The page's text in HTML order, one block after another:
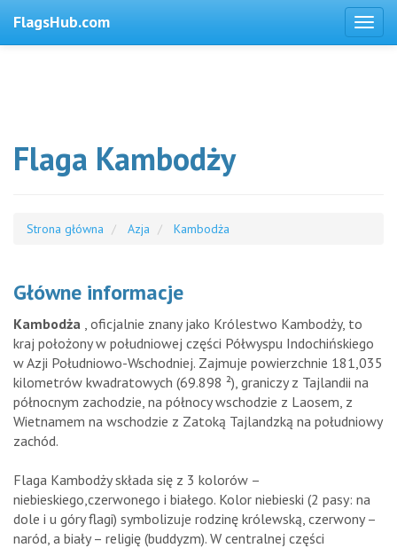
FlagsHub.com
Flaga Kambodży
Strona główna Azja Kambodża
Główne informacje
Kambodża , oficjalnie znany jako Królestwo Kambodży, to
kraj położony w południowej części Półwyspu Indochińskiego
w Azji Południowo-Wschodniej. Zajmuje powierzchnie 181,035
kilometrów kwadratowych (69.898 ²), graniczy z Tajlandii na
północnym zachodzie, na północy wschodzie z Laosem, z
Wietnamem na wschodzie z Zatoką Tajlandzką na południowy
zachód.
Flaga Kambodży składa się z 3 kolorów –
niebieskiego,czerwonego i białego. Kolor niebieski (2 pasy: na
dole i u góry flagi) symbolizuje rodzinę królewską, czerwony –
naród, a biały – religię (buddyzm). W centralnej części